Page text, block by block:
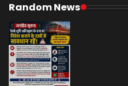
Random News